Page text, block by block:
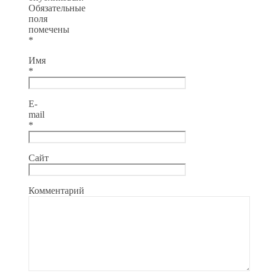
Обязательные
поля
помечены
*
Имя
*
E-
mail
*
Сайт
Комментарий